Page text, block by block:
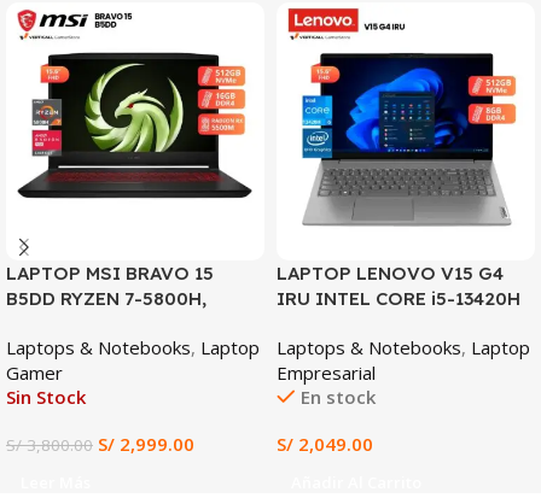
SALE
LAPTOP MSI BRAVO 15
B5DD RYZEN 7-5800H,
512GB SSD, 15.6″ FHD
Laptops & Notebooks, Laptop
Gamer
Sin Stock
S/3,800.00 S/ 2,999.00
LAPTOP LENOVO V15 G4
IRU INTEL CORE i5-13420H
15.6″ FHD INTEL UHD
GRAPHICS WIN 11
PREINSTALADO (Lenovo
Laptops & Notebooks, Laptop
Empresarial
En stock
S/ 2,049.00